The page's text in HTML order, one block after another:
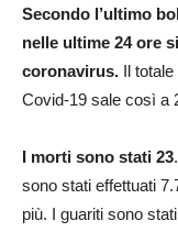
Secondo l’ultimo
nelle ultime 24 ore
coronavirus. Il
Covid-19 sale così a
I morti sono stati 23
sono stati effettuati
più. I guariti sono